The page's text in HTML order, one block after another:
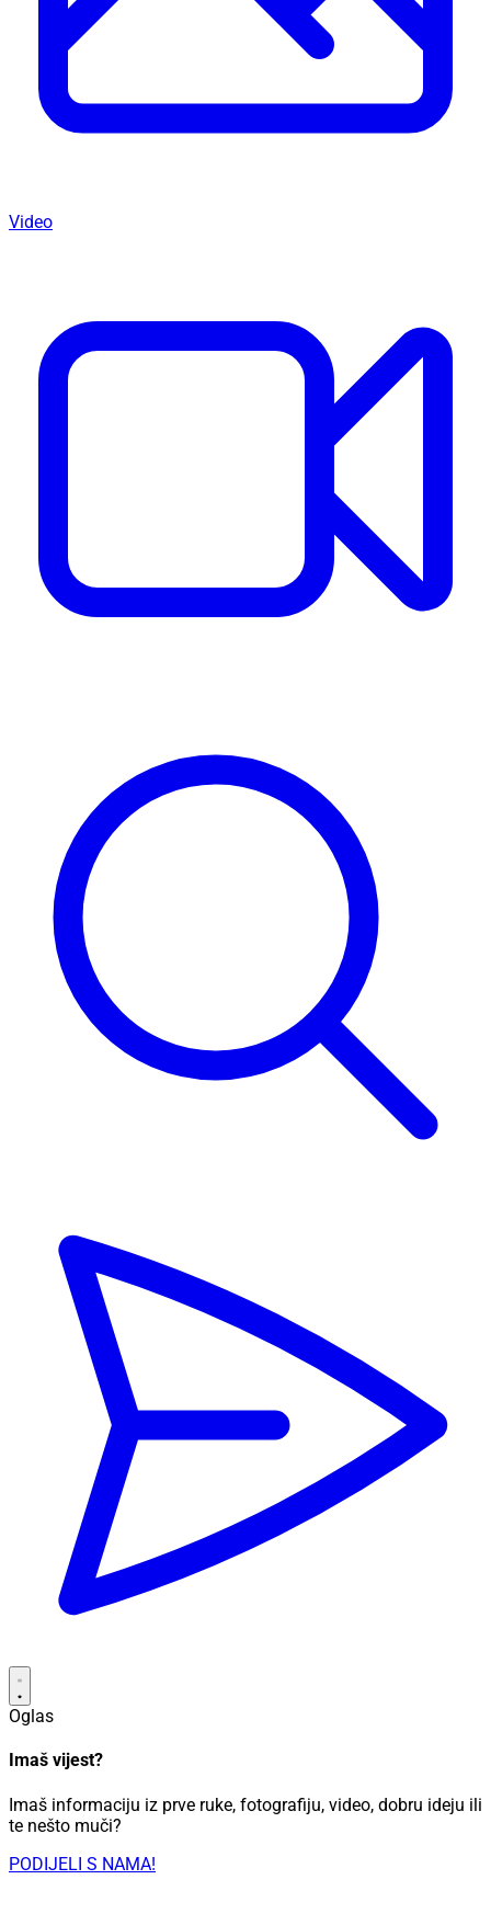
Video
Oglas
Imaš vijest?
Imaš informaciju iz prve ruke, fotografiju, video, dobru ideju ili
te nešto muči?
PODIJELI S NAMA!